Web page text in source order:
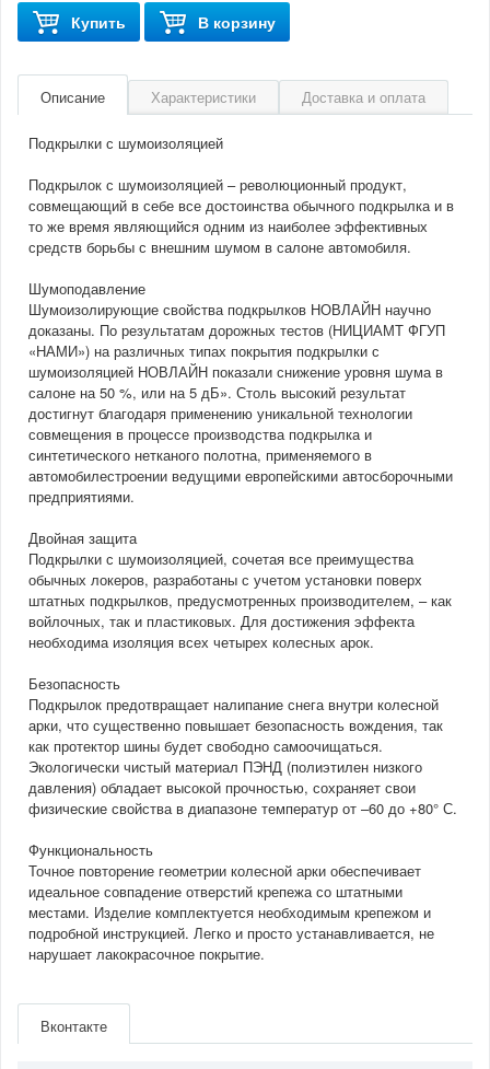
Купить В корзину
Описание Характеристики Доставка и оплата
Подкрылки с шумоизоляцией
Подкрылок с шумоизоляцией – революционный продукт,
совмещающий в себе все достоинства обычного подкрылка и в
то же время являющийся одним из наиболее эффективных
средств борьбы с внешним шумом в салоне автомобиля.
Шумоподавление
Шумоизолирующие свойства подкрылков НОВЛАЙН научно
доказаны. По результатам дорожных тестов (НИЦИАМТ ФГУП
«НАМИ») на различных типах покрытия подкрылки с
шумоизоляцией НОВЛАЙН показали снижение уровня шума в
салоне на 50 %, или на 5 дБ». Столь высокий результат
достигнут благодаря применению уникальной технологии
совмещения в процессе производства подкрылка и
синтетического нетканого полотна, применяемого в
автомобилестроении ведущими европейскими автосборочными
предприятиями.
Двойная защита
Подкрылки с шумоизоляцией, сочетая все преимущества
обычных локеров, разработаны с учетом установки поверх
штатных подкрылков, предусмотренных производителем, – как
войлочных, так и пластиковых. Для достижения эффекта
необходима изоляция всех четырех колесных арок.
Безопасность
Подкрылок предотвращает налипание снега внутри колесной
арки, что существенно повышает безопасность вождения, так
как протектор шины будет свободно самоочищаться.
Экологически чистый материал ПЭНД (полиэтилен низкого
давления) обладает высокой прочностью, сохраняет свои
физические свойства в диапазоне температур от –60 до +80° С.
Функциональность
Точное повторение геометрии колесной арки обеспечивает
идеальное совпадение отверстий крепежа со штатными
местами. Изделие комплектуется необходимым крепежом и
подробной инструкцией. Легко и просто устанавливается, не
нарушает лакокрасочное покрытие.
Вконтакте